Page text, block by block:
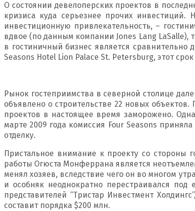
О состоянии девелоперских проектов в
кризиса куда серьезнее прочих
инвестиционную привлекательность, –
вдвое (по данным компании Jones Lang LaSalle),
в гостиничный бизнес является сравнительно
Seasons Hotel Lion Palace St. Petersburg, этот
Рынок гостеприимства в северной столице
объявлено о строительстве 22 новых
проектов в настоящее время заморожено.
марте 2009 года комиссия Four Seasons
отделку.
Пристальное внимание к проекту со стороны
работы Огюста Монферрана является
менял хозяев, вследствие чего он во многом
и особняк неоднократно перестраивался
представителей “Тристар Инвестмент
составит порядка $200 млн.